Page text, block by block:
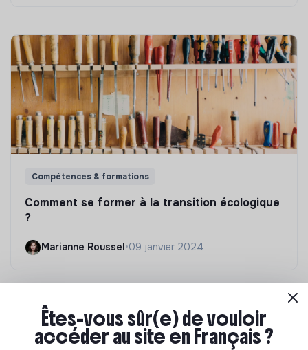
Compétences & formations
Comment se former à la transition écologique
?
Marianne Roussel •09 janvier 2024
Êtes-vous sûr(e) de vouloir
accéder au site en Français ?